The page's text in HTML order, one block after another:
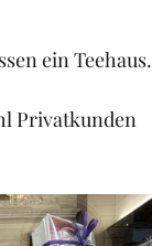
ein Teehaus.
Privatkunden